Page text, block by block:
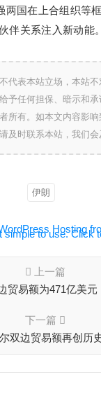
两国在上合组织等
伴关系注入新动能。
代表本站立场，本站
予任何担保、暗示和
所有。如本文内容影
及时联系本站，我们会
伊朗
上一篇
贸易额为471亿美元
下一篇
双边贸易额再创历